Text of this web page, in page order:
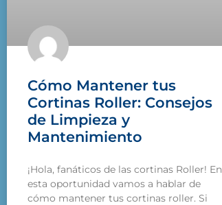
Cómo Mantener tus
Cortinas Roller: Consejos
de Limpieza y
Mantenimiento
¡Hola, fanáticos de las cortinas Roller! En
esta oportunidad vamos a hablar de
cómo mantener tus cortinas roller. Si